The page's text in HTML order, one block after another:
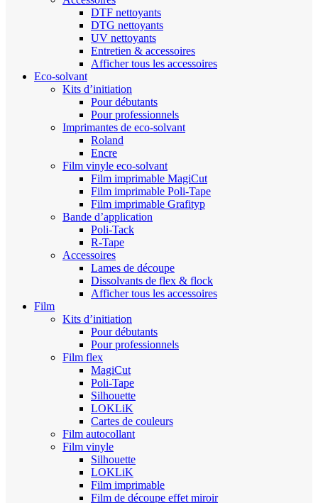
DTF nettoyants
DTG nettoyants
UV nettoyants
Entretien & accessoires
Afficher tous les accessoires
Eco-solvant
Kits d’initiation
Pour débutants
Pour professionnels
Imprimantes de eco-solvant
Roland
Encre
Film vinyle eco-solvant
Film imprimable MagiCut
Film imprimable Poli-Tape
Film imprimable Grafityp
Bande d’application
Poli-Tack
R-Tape
Accessoires
Lames de découpe
Dissolvants de flex & flock
Afficher tous les accessoires
Film
Kits d’initiation
Pour débutants
Pour professionnels
Film flex
MagiCut
Poli-Tape
Silhouette
LOKLiK
Cartes de couleurs
Film autocollant
Film vinyle
Silhouette
LOKLiK
Film imprimable
Film de découpe effet miroir